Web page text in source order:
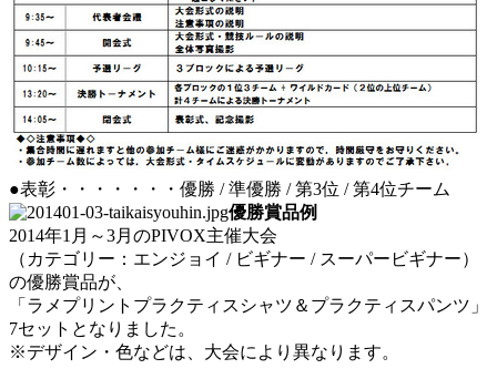
●表彰・・・・・・・優勝 / 準優勝 / 第3位 / 第4位チーム
優勝賞品例
2014年1月～3月のPIVOX主催大会
（カテゴリー：エンジョイ / ビギナー / スーパービギナー）
の優勝賞品が、
「ラメプリントプラクティスシャツ＆プラクティスパンツ」
7セットとなりました。
※デザイン・色などは、大会により異なります。